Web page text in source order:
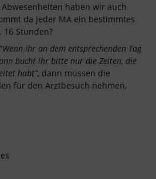
haben wir auch
da jeder MA ein bestimmtes
16 Stunden?
Wenn ihr an dem entsprechenden Tag
bucht ihr bitte nur die Zeiten, die
habt”, dann müssen die
für den Arztbesuch nehmen,